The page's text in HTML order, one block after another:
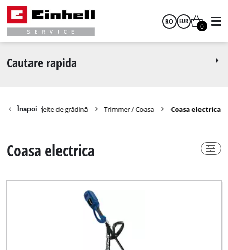
RO EUR
GBP
HUF
CZK
0
Power-X-Change
Technical Product Group
Cautare rapida
Înapoi |
de schimb unelte de grădină Trimmer / Coasa Coasa electrica
Coasa electrica